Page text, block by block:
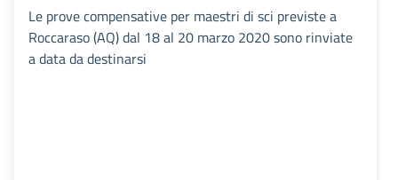
Le prove compensative per maestri di sci previste a
Roccaraso (AQ) dal 18 al 20 marzo 2020 sono rinviate
a data da destinarsi